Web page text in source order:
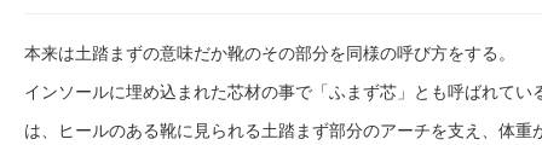
本来は土踏まずの意味だか靴のその部分を同様の呼び方をする。
インソールに埋め込まれた芯材の事で「ふまず芯」とも呼ばれてい
は、ヒールのある靴に見られる土踏まず部分のアーチを支え、体重